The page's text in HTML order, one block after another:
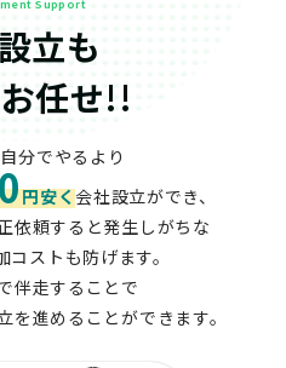
Support
立も
任せ!!
分でやるより
円安く会社設立ができ、
依頼すると発生しがちな
ストも防げます。
伴走することで
を進めることができます。